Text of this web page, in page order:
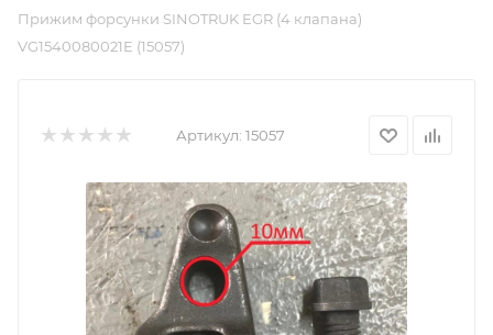
Прижим форсунки SINOTRUK EGR (4 клапана)
VG1540080021E (15057)
Артикул: 15057